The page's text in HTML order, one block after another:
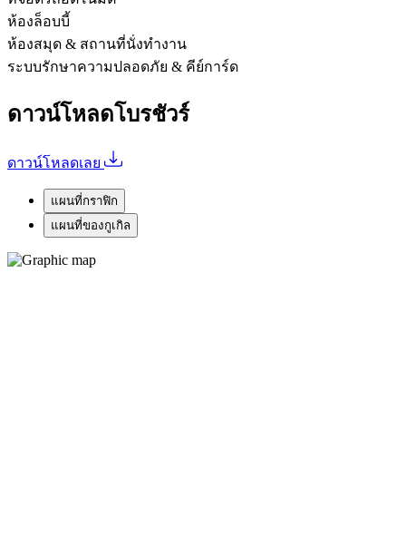
ห้องล็อบบี้
ห้องสมุด & สถานที่นั่งทำงาน
ระบบรักษาความปลอดภัย & คีย์การ์ด
ดาวน์โหลดโบรชัวร์
ดาวน์โหลดเลย
แผนที่กราฟิก
แผนที่ของกูเกิล